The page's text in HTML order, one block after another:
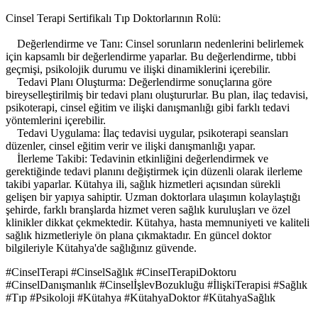
Cinsel Terapi Sertifikalı Tıp Doktorlarının Rolü:
Değerlendirme ve Tanı: Cinsel sorunların nedenlerini belirlemek
için kapsamlı bir değerlendirme yaparlar. Bu değerlendirme, tıbbi
geçmişi, psikolojik durumu ve ilişki dinamiklerini içerebilir.
Tedavi Planı Oluşturma: Değerlendirme sonuçlarına göre
bireyselleştirilmiş bir tedavi planı oluştururlar. Bu plan, ilaç tedavisi,
psikoterapi, cinsel eğitim ve ilişki danışmanlığı gibi farklı tedavi
yöntemlerini içerebilir.
Tedavi Uygulama: İlaç tedavisi uygular, psikoterapi seansları
düzenler, cinsel eğitim verir ve ilişki danışmanlığı yapar.
İlerleme Takibi: Tedavinin etkinliğini değerlendirmek ve
gerektiğinde tedavi planını değiştirmek için düzenli olarak ilerleme
takibi yaparlar. Kütahya ili, sağlık hizmetleri açısından sürekli
gelişen bir yapıya sahiptir. Uzman doktorlara ulaşımın kolaylaştığı
şehirde, farklı branşlarda hizmet veren sağlık kuruluşları ve özel
klinikler dikkat çekmektedir. Kütahya, hasta memnuniyeti ve kaliteli
sağlık hizmetleriyle ön plana çıkmaktadır. En güncel doktor
bilgileriyle Kütahya'de sağlığınız güvende.
#CinselTerapi #CinselSağlık #CinselTerapiDoktoru
#CinselDanışmanlık #CinselİşlevBozukluğu #İlişkiTerapisi #Sağlık
#Tıp #Psikoloji #Kütahya #KütahyaDoktor #KütahyaSağlık